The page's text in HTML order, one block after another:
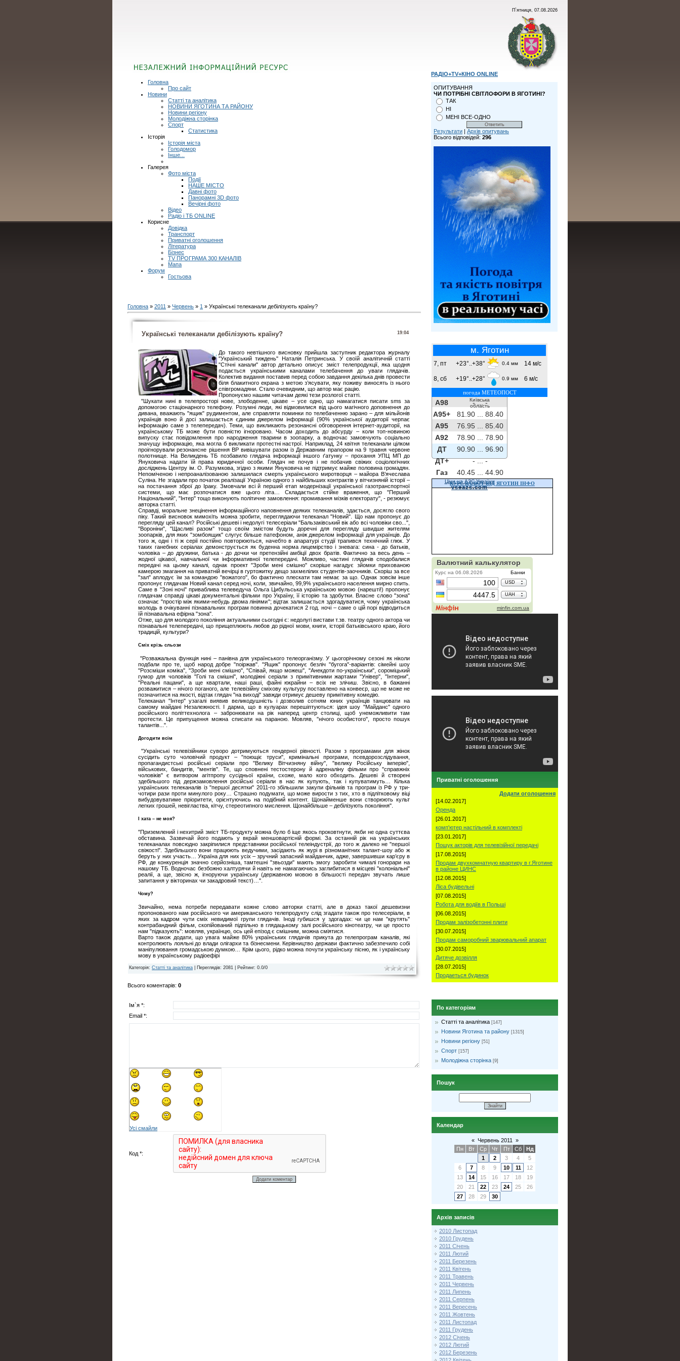
П`ятниця, 07.08.2026
Головна
Про сайт
Новини
Статті та аналітика
НОВИНИ ЯГОТИНА ТА РАЙОНУ
Новини регіону
Молодіжна сторінка
Спорт
Статистика
Історія
Історія міста
Голодомор
Інше...
Галерея
Фото міста
Події
НАШЕ МІСТО
Давні фото
Панорамні 3D фото
Вечірні фото
Відео
Радіо і ТБ ONLINE
Корисне
Довідка
Транспорт
Приватні оголошення
Література
Бізнес
TV ПРОГРАМА 300 КАНАЛІВ
Мапа
Форум
Гостьова
Головна » 2011 » Червень » 1 » Українські телеканали дебілізують країну?
19:04
Українські телеканали дебілізують країну?
До такого невтішного висновку прийшла заступник редактора журналу
"Український тиждень" Наталія Петринська. У своїй аналітичній статті
"Стічні канали" автор детально описує зміст телепродукції, яка щодня
подається українськими каналами телебачення до уваги глядачів.
Колектив видання поставив перед собою завдання декілька днів провести
біля блакитного екрана з метою з’ясувати, яку поживу виносять із нього
співгромадяни. Стало очевидним, що автор має рацію.
Пропонуємо нашим читачам деякі тези розлогої статті.
"Шукати нині в телепросторі нове, злободенне, цікаве – усе одно, що намагатися писати sms за
допомогою стаціонарного телефону. Розумні люди, які відмовилися від цього магічного доповнення до
дивана, вважають "ящик" рудиментом, але справляти поминки по телебаченню зарано – для мільйонів
українців воно й досі залишається єдиним джерелом інформації (90% української аудиторії черпає
інформацію саме з телепередач). Теми, що викликають резонансні обговорення інтернет-аудиторії, на
українському ТБ може бути повністю ігноровано. Часом доходить до абсурду – коли топ-новиною
випуску стає повідомлення про народження тварини в зоопарку, а водночас замовчують соціально
значущу інформацію, яка могла б викликати протестні настрої. Наприклад, 24 квітня телеканали цілком
проігнорували резонансне рішення ВР вивішувати разом із Державним прапором на 9 травня червоне
полотнище. На Великдень ТБ позбавило глядача інформації іншого ґатунку – прохання УПЦ МП до
Януковича надати їй права юридичної особи. Глядач не почув і не побачив свіжих соціологічних
досліджень Центру ім. О. Разумкова, згідно з якими Януковича не підтримує майже половина громадян.
Непоміченою і непроаналізованою залишилася смерть українського миротворця – майора В’ячеслава
Суліна. Не згадали про початок реалізації Україною одного з найбільших контрактів у вітчизняній історії –
на постачання зброї до Іраку. Змовчали всі й перший етап модернізації української газотранспортної
системи, що має розпочатися вже цього літа… Складається стійке враження, що "Перший
Національний", "Інтер" тощо виконують політичне замовлення: промивання мізків електорату", - резюмує
авторка статті.
Справді, моральне знецінення інформаційного наповнення деяких телеканалів, здається, досягло свого
піку. Такий висновок мимохіть можна зробити, переглядаючи телеканал "Новий". Що нам пропонує до
перегляду цей канал? Російські дешеві і недолугі телесеріали "Бальзаківський вік або всі чоловіки сво...",
"Вороніни", "Щасливі разом" тощо своїм змістом будуть доречні для перегляду швидше жителям
зоопарків, для яких "зомбоящик" слугує більше патефоном, аніж джерелом інформації для українців. До
того ж, одні і ті ж серії постійно повторюються, начебто в апаратурі студії трапився технічний глюк. У
таких ганебних серіалах демонструється як буденна норма лицемірство і зневага: сина - до батьків,
чоловіка – до дружини, батька - до дочки чи претензійні амбіції двох братів. Фактично за весь день –
жодної цікавої, навчальної чи інформативної телепередачі. Можливо, частині глядачів сподобалися
передачі на цьому каналі, однак проект "Зроби мені смішно" скоріше нагадує зйомки прихованою
камерою змагання на приватній вечірці в гуртожитку дещо захмелілих студентів-заочників. Скоріш за все
"зал" аплодує їм за командою "вожатого", бо фактично плескати там немає за що. Однак зовсім інше
пропонує глядачам Новий канал серед ночі, коли, звичайно, 99,9% українського населення мирно спить.
Саме в "Зоні ночі" приваблива телеведуча Ольга Цибульська українською мовою (нарешті!) пропонує
глядачам справді цікаві документальні фільми про Україну, її історію та здобутки. Власне слово "зона"
означає "простір між якими-небудь двома лініями"; відтак залишається здогадуватися, чому українська
молодь в очікуванні пізнавальних програм повинна дочекатися 2 год. ночі – саме о цій порі відводиться
їй пізнавальна ефірна "зона".
Отже, що для молодого покоління актуальними сьогодні є: недолугі вистави т.зв. театру одного актора чи
пізнавальні телепередачі, що прищеплюють любов до рідної мови, книги, історії батьківського краю, його
традицій, культури?
Сміх крізь сльози
"Розважальна функція нині – панівна для українського телеорганізму. У цьогорічному сезоні як ніколи
подбали про те, щоб народ добре "поіржав". "Ящик" пропонує безліч "бугога"-варіантів: сімейні шоу
"Розсміши коміка", "Зроби мені смішно", "Співай, якщо можеш", "Анекдоти по-українськи", сороміцький
гумор для чоловіків "Голі та смішні", молодіжні серіали з примітивними жартами "Універ", "Інтерни",
"Реальні пацани", а ще квартали, наші раші, файні юкрайни – всіх не злічиш. Звісно, в бажанні
розважитися – нічого поганого, але телевізійну сміхову культуру поставлено на конвеєр, що не може не
позначитися на якості, відтак глядач "на виході" завжди отримує дешеву примітивну комедію.
Телеканал "Інтер" узагалі виявив великодушність і дозволив сотням юних українців танцювати на
самому майдані Незалежності. І дарма, що в кулуарах перешіптуються: ідея шоу "Майданс" одного
російського політтехнолога – забронювати на рік наперед центр столиці, щоб унеможливити там
протести. Це припущення можна списати на параною. Мовляв, "нічого особистого", просто пошук
талантів...".
Догодити всім
"Українські телевізійники суворо дотримуються гендерної рівності. Разом з програмами для жінок
сусідить суто чоловічий продукт – "поющіє труси", кримінальні програми, псевдорозслідування,
пропагандистські російські серіали про "Велику Вітчизняну війну", "велику Російську імперію",
військових, бандитів, "ментів". Те, що сповнені тестостерону й адреналіну фільми про "справжніх
чоловіків" є витвором агітпропу сусідньої країни, схоже, мало кого обходить. Дешеві й створені
здебільшого під держзамовлення російські серіали в нас як купують, так і купуватимуть… Кілька
українських телеканалів із "першої десятки" 2011-го збільшили закупи фільмів та програм із РФ у три-
чотири рази проти минулого року… Страшно подумати, що може вирости з тих, хто в підлітковому віці
вибудовуватиме пріоритети, орієнтуючись на подібний контент. Щонайменше вони створюють культ
легких грошей, невігластва, кітчу, стереотипного мислення. Щонайбільше – дебілізують покоління".
І хата – не моя?
"Приземлений і нехитрий зміст ТБ-продукту можна було б іще якось проковтнути, якби не одна суттєва
обставина. Зазвичай його подають у вкрай меншовартісній формі. За останній рік на українських
телеканалах повсюдно закріпилися представники російської телеіндустрії, до того ж далеко не "першої
свіжості". Здебільшого вони працюють ведучими, засідають як журі в різноманітних талант-шоу або ж
беруть у них участь… Україна для них усіх – зручний запасний майданчик, адже, завершивши кар’єру в
РФ, де конкуренція значно серйозніша, тамтешні "звьозди" мають змогу заробити чималі гонорари на
нашому ТБ. Водночас безбожно халтурячи й навіть не намагаючись заглибитися в місцеві "колоніальні"
реалії, а ще, звісно ж, ігноруючи українську (державною мовою в більшості передач звучать лише
запитання у вікторинах чи закадровий текст)…".
Чому?
Звичайно, нема потреби передавати кожне слово авторки статті, але в доказ такої дешевизни
пропонованого нам російського чи американського телепродукту слід згадати також про телесеріали, в
яких за кадром чути сміх невидимої групи глядачів. Іноді губишся у здогадах: чи це нам "крутять"
контрабандний фільм, скопійований підпільно в глядацькому залі російського кінотеатру, чи це просто
нам "підказують": мовляв, українцю, ось цей епізод є смішним, можна сміятися.
Варто також додати, що увага майже 80% українських глядачів прикута до телепрограм каналів, які
контролюють лояльні до влади олігархи та бізнесмени. Керівництво держави фактично забезпечило собі
маніпулювання громадською думкою… Крім цього, рідко можна почути українську пісню, як і українську
мову в українському радіоефірі
Категорія: Статті та аналітика Переглядів: 2081 | Рейтинг: 0.0/0
Всього коментарів: 0
Ім`я *:
Email *:
Усі смайли
Код *:
РАДІО+TV+КІНО ONLINE
ОПИТУВАННЯ
ЧИ ПОТРІБНІ СВІТЛОФОРИ В ЯГОТИНІ?
ТАК
НІ
МЕНІ ВСЕ-ОДНО
Результати | Архів опитувань
Всього відповідей: 296
м. Яготин
7, пт +23°..+38° 0.4 мм 14 м/с
8, сб +19°..+28° 0.9 мм 6 м/с
погода МЕТЕОПОСТ
Київська
область
A98 - ...-
A95+
81.90 ...
88.40
A95
76.95 ...
85.40
A92
78.90 ...
78.90
ДТ
90.90 ...
96.90
ДТ+
- ...-
Газ
40.45 ... 44.90
Ціни на АЗС України
vseazs.com
КУРС ВАЛЮТ ВІД ЯГОТИН ІНФО
Приватні оголошення
Додати оголошення
[14.02.2017]
Оренда
[26.01.2017]
комп'ютер настільний в комплекті
[23.01.2017]
Пошук акторів для телевізійної передачі
[17.08.2015]
Продам двухкомнатную квартиру в г.Яготине
в районе ЦИНС
[12.08.2015]
Ліса будівельні
[07.08.2015]
Робота для водіїв в Польші
[06.08.2015]
Продам залізобетонні плити
[30.07.2015]
Продам саморобний зварювальний апарат
[30.07.2015]
Дитяче дозвілля
[28.07.2015]
Продаеться будинок
По категоріям
Статті та аналітика [147]
Новини Яготина та району [1315]
Новини регіону [51]
Спорт [157]
Молодіжна сторінка [9]
Пошук
Календар
« Червень 2011
»
Пн
Вт Ср Чт Пт Сб
Нд
1
2 3 4
5
6
7 8 9 10 11
12
13
14 15 16 17 18
19
20
21 22 23 24 25
26
27
28 29 30
Архів записів
2010 Листопад
2010 Грудень
2011 Січень
2011 Лютий
2011 Березень
2011 Квітень
2011 Травень
2011 Червень
2011 Липень
2011 Серпень
2011 Вересень
2011 Жовтень
2011 Листопад
2011 Грудень
2012 Січень
2012 Лютий
2012 Березень